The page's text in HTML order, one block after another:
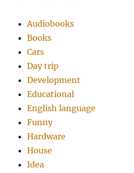
Audiobooks
Books
Cars
Day trip
Development
Educational
English language
Funny
Hardware
House
Idea